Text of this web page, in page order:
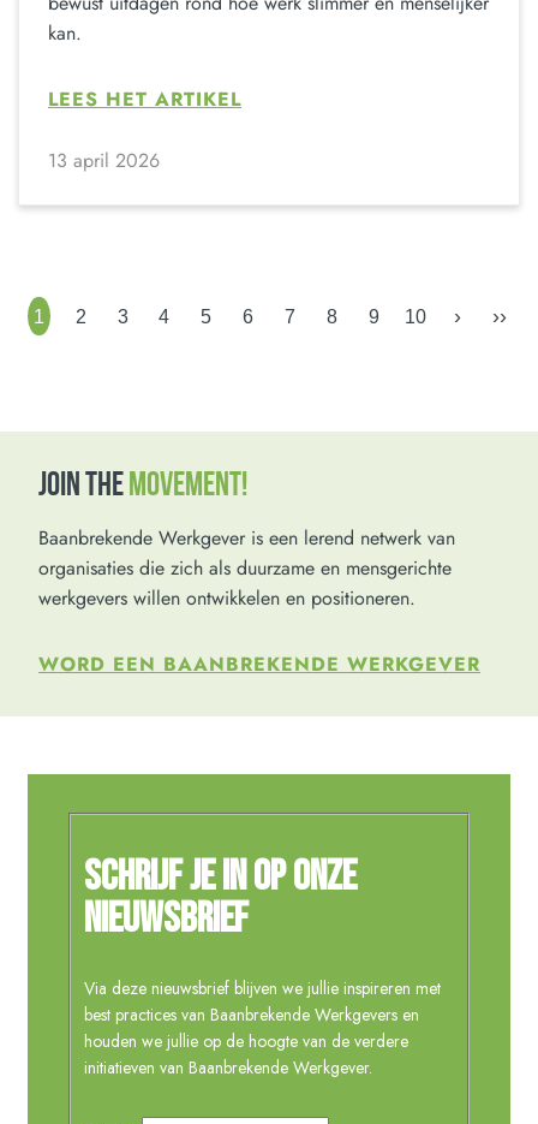
kan.
LEES HET ARTIKEL
13 april 2026
1 2 3 4 5 6 7 8 9 10 › ››
JOIN THEMOVEMENT!
Baanbrekende Werkgever is een lerend netwerk van
organisaties die zich als duurzame en mensgerichte
werkgevers willen ontwikkelen en positioneren.
WORD EEN BAANBREKENDE WERKGEVER